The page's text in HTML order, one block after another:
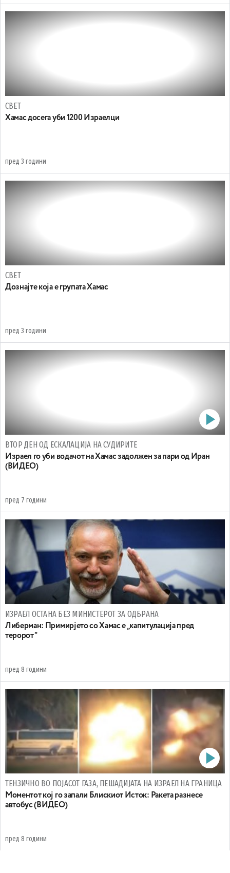
СВЕТ
Хамас досега уби 1200 Израелци
пред 3 години
СВЕТ
Дознајте која е групата Хамас
пред 3 години
ВТОР ДЕН ОД ЕСКАЛАЦИЈА НА СУДИРИТЕ
Израел го уби водачот на Хамас задолжен за пари од Иран
(ВИДЕО)
пред 7 години
ИЗРАЕЛ ОСТАНА БЕЗ МИНИСТЕРОТ ЗА ОДБРАНА
Либерман: Примирјето со Хамас е „капитулација пред
теророт“
пред 8 години
ТЕНЗИЧНО ВО ПОЈАСОТ ГАЗА, ПЕШАДИЈАТА НА ИЗРАЕЛ НА ГРАНИЦА
Моментот кој го запали Блискиот Исток: Ракета разнесе
автобус (ВИДЕО)
пред 8 години